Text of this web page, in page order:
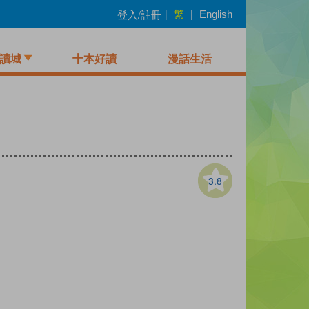
登入/註冊 | 繁 | English
城 十本好讀 漫話生活
3.8